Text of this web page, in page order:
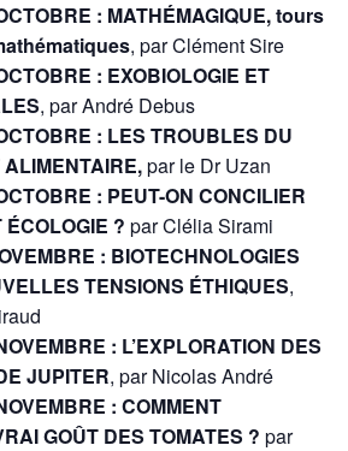
: MATHÉMAGIQUE, tours
, par Clément Sire
: EXOBIOLOGIE ET
, par André Debus
: LES TROUBLES DU
par le Dr Uzan
: PEUT-ON CONCILIER
? par Clélia Sirami
: BIOTECHNOLOGIES
TENSIONS ÉTHIQUES,
: L’EXPLORATION DES
JUPITER, par Nicolas André
: COMMENT
GOÛT DES TOMATES ? par